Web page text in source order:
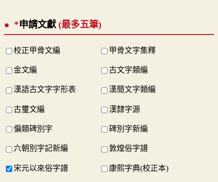
*申請文獻 (最多五筆)
校正甲骨文編 甲骨文字集釋
金文編 古文字類編
漢語古文字字形表 漢簡文字類編
古璽文編 漢隸字源
偏類碑別字 碑別字新編
六朝別字記新編 敦煌俗字譜
宋元以來俗字譜 康熙字典(校正本)